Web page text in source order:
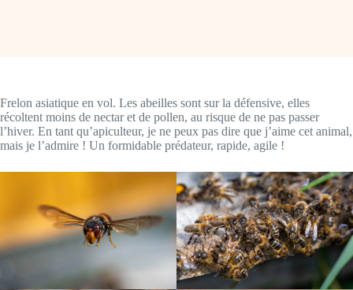
Frelon asiatique en vol. Les abeilles sont sur la défensive, elles
récoltent moins de nectar et de pollen, au risque de ne pas passer
l’hiver. En tant qu’apiculteur, je ne peux pas dire que j’aime cet animal,
mais je l’admire ! Un formidable prédateur, rapide, agile !